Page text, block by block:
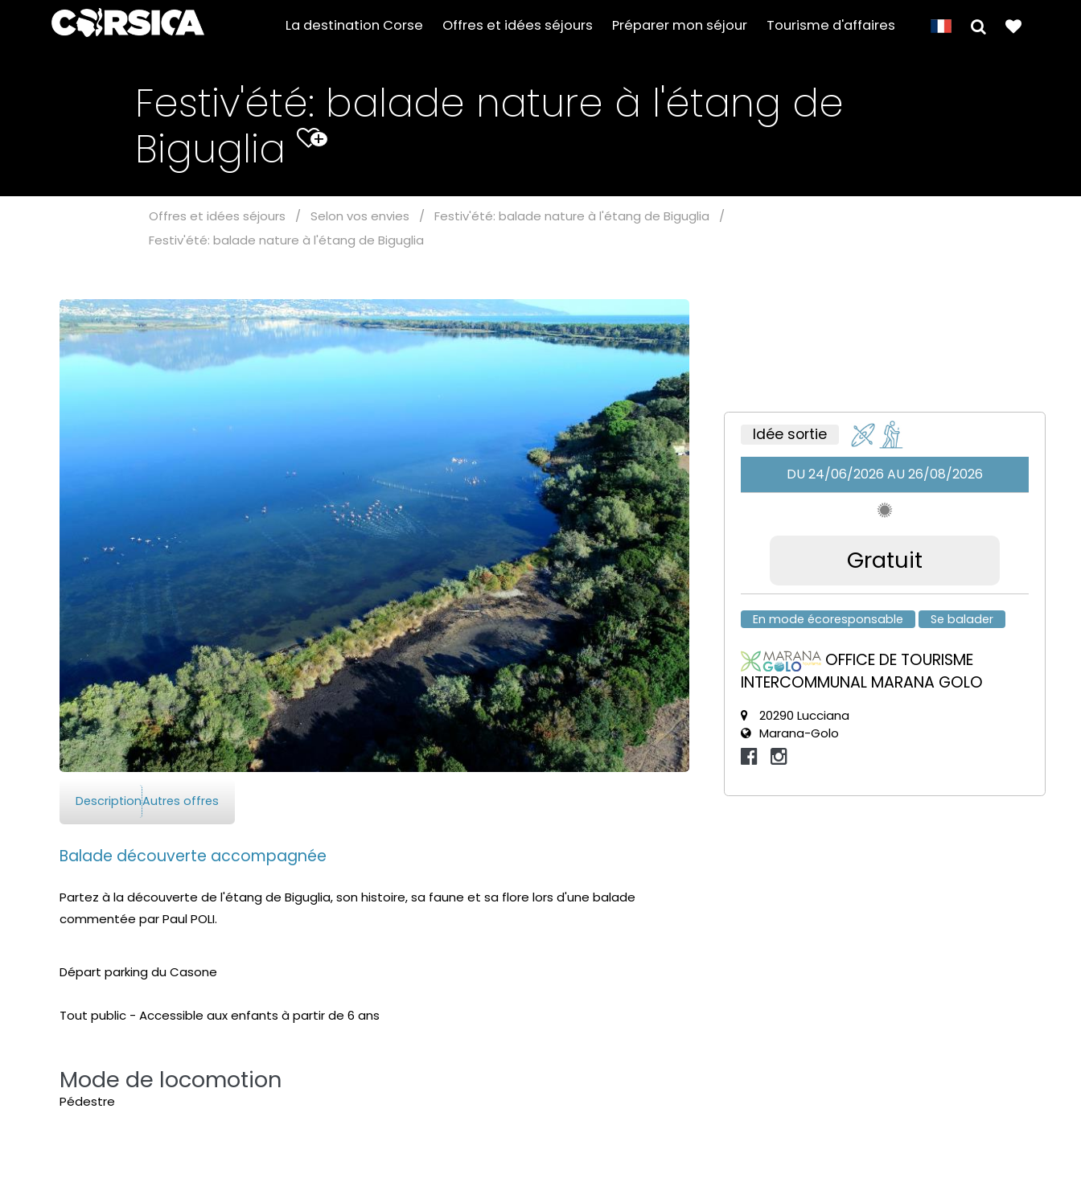
La destination Corse Offres et idées séjours Préparer mon séjour Tourisme d'affaires
Festiv'été: balade nature à l'étang de
Biguglia
+
Offres et idées séjours / Selon vos envies / Festiv'été: balade nature à l'étang de Biguglia
/
Festiv'été: balade nature à l'étang de Biguglia
Idée sortie
DU 24/06/2026 AU 26/08/2026
Gratuit
En mode écoresponsable Se balader
OFFICE DE TOURISME
INTERCOMMUNAL MARANA GOLO
20290 Lucciana
Marana-Golo
DescriptionAutres offres
Balade découverte accompagnée
Partez à la découverte de l'étang de Biguglia, son histoire, sa faune et sa flore lors d'une balade
commentée par Paul POLI.
Départ parking du Casone
Tout public - Accessible aux enfants à partir de 6 ans
Mode de locomotion
Pédestre